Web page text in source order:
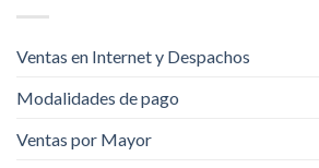
Ventas en Internet y Despachos
Modalidades de pago
Ventas por Mayor